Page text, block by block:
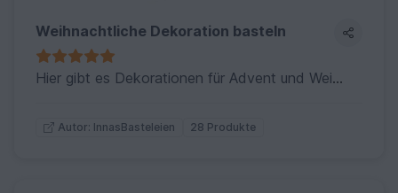
Weihnachtliche Dekoration basteln
Hier gibt es Dekorationen für Advent und Weihnachten (Nikolaus-Anleitungen gibt es in einer separaten Kollektion).
Autor: InnasBasteleien 28 Produkte